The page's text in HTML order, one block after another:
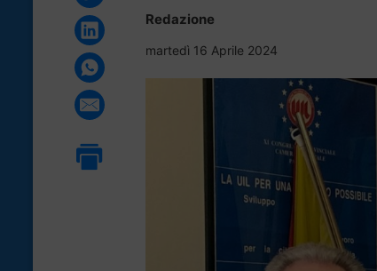
Redazione
martedì 16 Aprile 2024